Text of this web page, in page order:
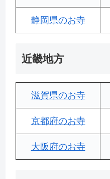
静岡県のお寺
近畿地方
滋賀県のお寺
京都府のお寺
大阪府のお寺